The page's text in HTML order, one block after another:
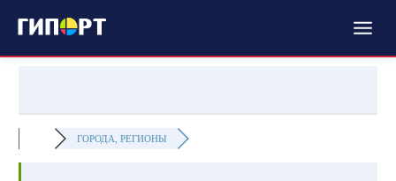
ГОРОДА, РЕГИОНЫ